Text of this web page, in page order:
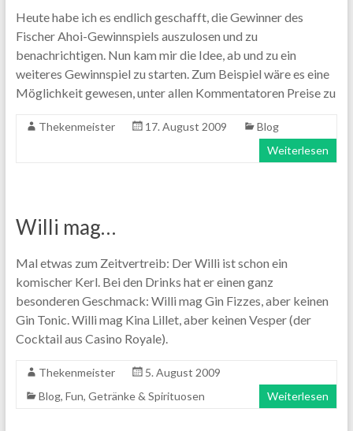
Heute habe ich es endlich geschafft, die Gewinner des
Fischer Ahoi-Gewinnspiels auszulosen und zu
benachrichtigen. Nun kam mir die Idee, ab und zu ein
weiteres Gewinnspiel zu starten. Zum Beispiel wäre es eine
Möglichkeit gewesen, unter allen Kommentatoren Preise zu
Thekenmeister 17. August 2009
Blog
Weiterlesen
Willi mag…
Mal etwas zum Zeitvertreib: Der Willi ist schon ein
komischer Kerl. Bei den Drinks hat er einen ganz
besonderen Geschmack: Willi mag Gin Fizzes, aber keinen
Gin Tonic. Willi mag Kina Lillet, aber keinen Vesper (der
Cocktail aus Casino Royale).
Thekenmeister
5. August 2009
Blog, Fun, Getränke & Spirituosen Weiterlesen